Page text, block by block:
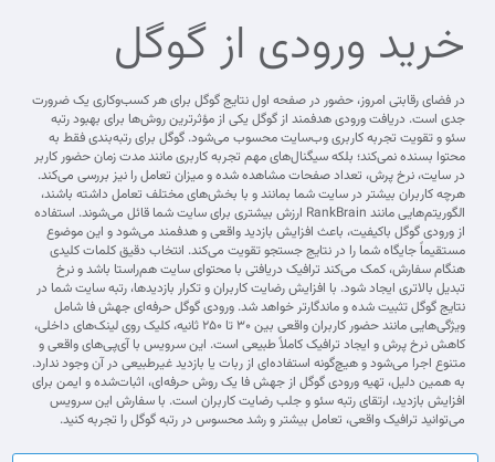
خرید ورودی از گوگل
در فضای رقابتی امروز، حضور در صفحه اول نتایج گوگل برای هر کسب‌وکاری یک ضرورت
جدی است. دریافت ورودی هدفمند از گوگل یکی از مؤثرترین روش‌ها برای بهبود رتبه
سئو و تقویت تجربه کاربری وب‌سایت محسوب می‌شود. گوگل برای رتبه‌بندی فقط به
محتوا بسنده نمی‌کند؛ بلکه سیگنال‌های مهم تجربه کاربری مانند مدت زمان حضور کاربر
در سایت، نرخ پرش، تعداد صفحات مشاهده شده و میزان تعامل را نیز بررسی می‌کند.
هرچه کاربران بیشتر در سایت شما بمانند و با بخش‌های مختلف تعامل داشته باشند،
الگوریتم‌هایی مانند RankBrain ارزش بیشتری برای سایت شما قائل می‌شوند. استفاده
از ورودی گوگل باکیفیت، باعث افزایش بازدید واقعی و هدفمند می‌شود و این موضوع
مستقیماً جایگاه شما را در نتایج جستجو تقویت می‌کند. انتخاب دقیق کلمات کلیدی
هنگام سفارش، کمک می‌کند ترافیک دریافتی با محتوای سایت هم‌راستا باشد و نرخ
تبدیل بالاتری ایجاد شود. با افزایش رضایت کاربران و تکرار بازدیدها، رتبه سایت شما در
نتایج گوگل تثبیت شده و ماندگارتر خواهد شد. ورودی گوگل حرفه‌ای جهش فا شامل
ویژگی‌هایی مانند حضور کاربران واقعی بین ۳۰ تا ۲۵۰ ثانیه، کلیک روی لینک‌های داخلی،
کاهش نرخ پرش و ایجاد ترافیک کاملاً طبیعی است. این سرویس با آی‌پی‌های واقعی و
متنوع اجرا می‌شود و هیچ‌گونه استفاده‌ای از ربات یا بازدید غیرطبیعی در آن وجود ندارد.
به همین دلیل، تهیه ورودی گوگل از جهش فا یک روش حرفه‌ای، اثبات‌شده و ایمن برای
افزایش بازدید، ارتقای رتبه سئو و جلب رضایت کاربران است. با سفارش این سرویس
می‌توانید ترافیک واقعی، تعامل بیشتر و رشد محسوس در رتبه گوگل را تجربه کنید.